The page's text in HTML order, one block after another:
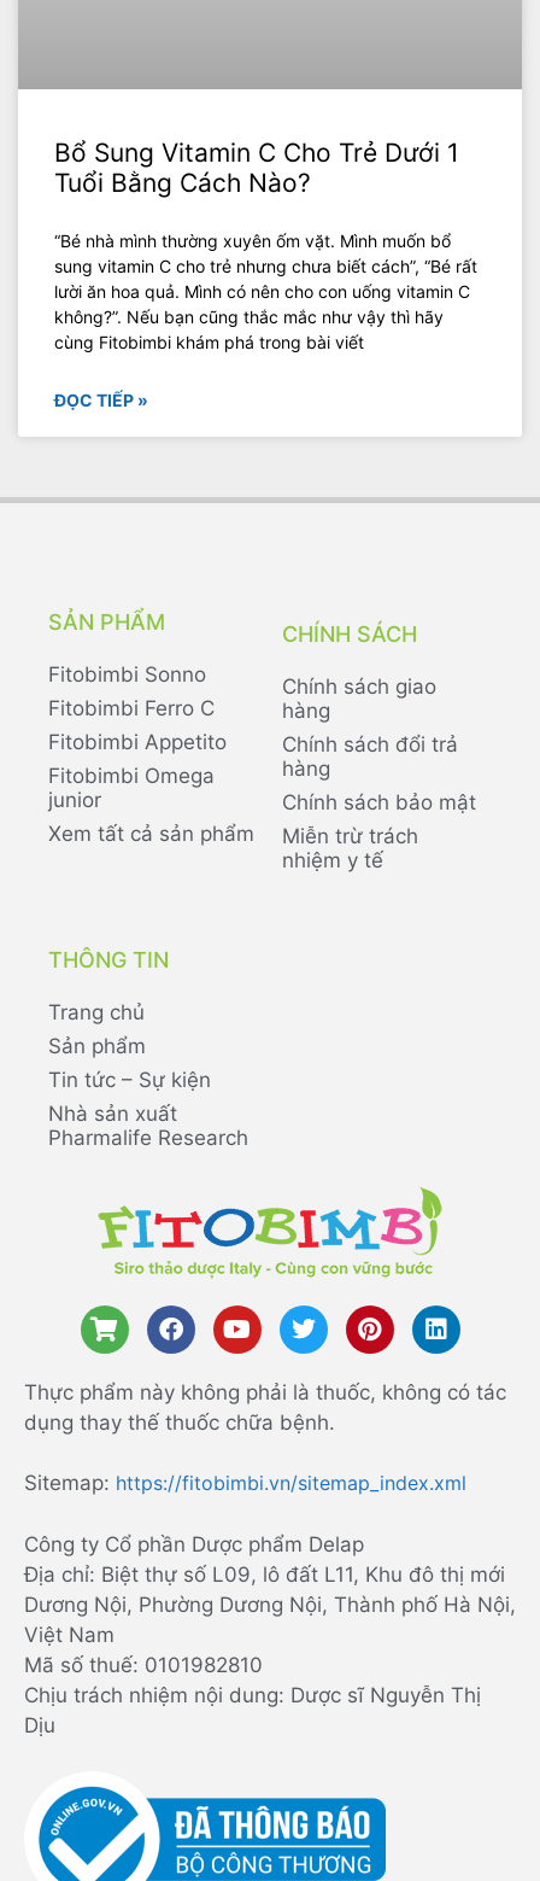
Bổ Sung Vitamin C Cho Trẻ Dưới 1
Tuổi Bằng Cách Nào?
“Bé nhà mình thường xuyên ốm vặt. Mình muốn bổ
sung vitamin C cho trẻ nhưng chưa biết cách”, “Bé rất
lười ăn hoa quả. Mình có nên cho con uống vitamin C
không?”. Nếu bạn cũng thắc mắc như vậy thì hãy
cùng Fitobimbi khám phá trong bài viết
ĐỌC TIẾP »
SẢN PHẨM
Fitobimbi Sonno
Fitobimbi Ferro C
Fitobimbi Appetito
Fitobimbi Omega
junior
Xem tất cả sản phẩm
CHÍNH SÁCH
Chính sách giao
hàng
Chính sách đổi trả
hàng
Chính sách bảo mật
Miễn trừ trách
nhiệm y tế
THÔNG TIN
Trang chủ
Sản phẩm
Tin tức – Sự kiện
Nhà sản xuất
Pharmalife Research
Thực phẩm này không phải là thuốc, không có tác
dụng thay thế thuốc chữa bệnh.
Sitemap: https://fitobimbi.vn/sitemap_index.xml
Công ty Cổ phần Dược phẩm Delap
Địa chỉ: Biệt thự số L09, lô đất L11, Khu đô thị mới
Dương Nội, Phường Dương Nội, Thành phố Hà Nội,
Việt Nam
Mã số thuế: 0101982810
Chịu trách nhiệm nội dung: Dược sĩ Nguyễn Thị
Dịu